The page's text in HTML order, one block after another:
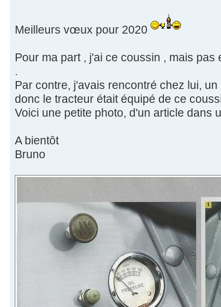
Meilleurs vœux pour 2020
Pour ma part , j'ai ce coussin , mais
.
Par contre, j'avais rencontré chez lui,
donc le tracteur était équipé de ce
Voici une petite photo, d'un article dans
A bientôt
Bruno